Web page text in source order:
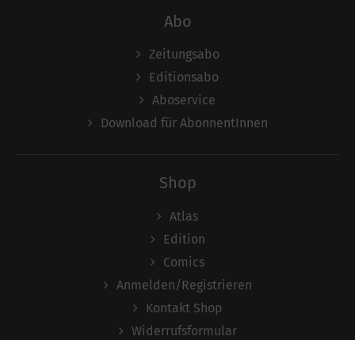
Abo
Zeitungsabo
Editionsabo
Aboservice
Download für AbonnentInnen
Shop
Atlas
Edition
Comics
Anmelden/Registrieren
Kontakt Shop
Widerrufsformular